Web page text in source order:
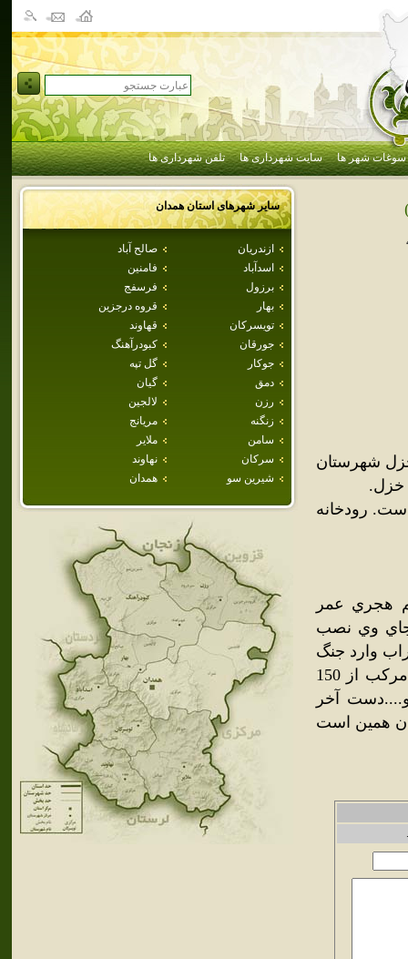
سوغات شهر ها سایت شهرداری ها تلفن شهرداری ها
سایر شهرهای استانهمدان
ازندريان
صالح آباد
اسدآباد
فامنين
برزول
فرسفج
بهار
قروه درجزين
تويسركان
قهاوند
جورقان
كبودرآهنگ
جوكار
گل تپه
دمق
گيان
رزن
لالجين
زنگنه
مريانج
سامن
ملاير
سركان
نهاوند
شيرين سو
همدان
شهرستان
رودخانه
هجري عمر
جاي وي نصب
وارد جنگ
شود از اين رو از همه جاهاي كشور كمك خواست و لشگري انبوه مركب از 150
آخر
همين است